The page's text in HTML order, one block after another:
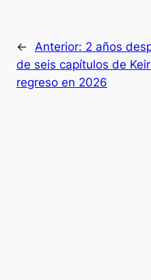
← Anterior: 2 años
de seis capítulos de
regreso en 2026